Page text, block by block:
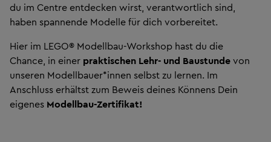
du im Centre entdecken wirst, verantwortlich sind,
haben spannende Modelle für dich vorbereitet.
Hier im LEGO® Modellbau-Workshop hast du die
Chance, in einer praktischen Lehr- und Baustunde von
unseren Modellbauer*innen selbst zu lernen. Im
Anschluss erhältst zum Beweis deines Könnens Dein
eigenes Modellbau-Zertifikat!